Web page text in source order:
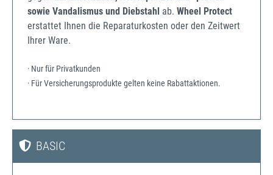
sowie Vandalismus und Diebstahl ab. Wheel Protect
erstattet Ihnen die Reparaturkosten oder den Zeitwert
Ihrer Ware.
· Nur für Privatkunden
· Für Versicherungsprodukte gelten keine Rabattaktionen.
BASIC